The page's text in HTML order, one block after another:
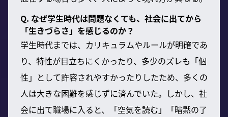
Q. なぜ学生時代は問題なくても、社会に出てから
「生きづらさ」を感じるのか？
学生時代までは、カリキュラムやルールが明確であ
り、特性が目立ちにくかったり、多少のズレも「個
性」として許容されやすかったりしたため、多くの
人は大きな困難を感じずに済んでいた。しかし、社
会に出て職場に入ると、「空気を読む」「暗黙の了